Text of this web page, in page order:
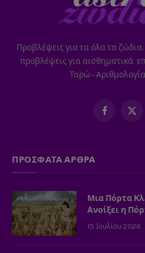
Προβλέψεις για τα όλα τα
προβλέψεις για αισθηματικά,
Ταρώ –
Facebook
X
ΠΡΟΣΦΑΤΑ ΑΡΘΡΑ
Μια Πόρτα
Ανοίξει η
15 Ιουλίου 2026